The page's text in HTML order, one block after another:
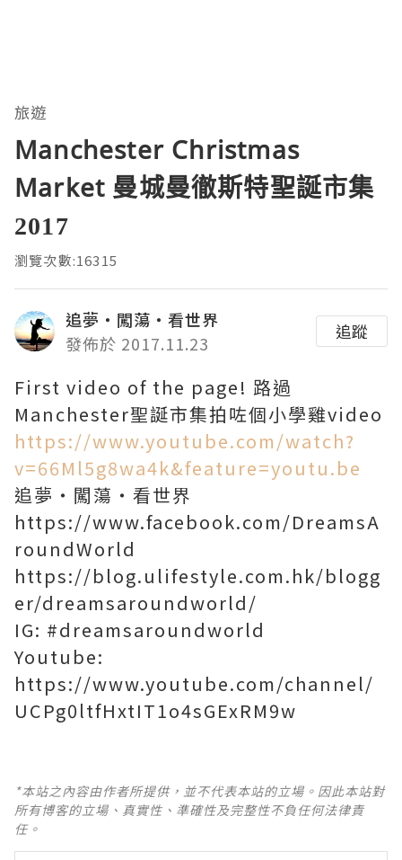
旅遊
Manchester Christmas
Market 曼城曼徹斯特聖誕市集
2017
瀏覽次數:16315
追夢‧闖蕩‧看世界
發佈於 2017.11.23
追蹤
First video of the page! 路過
Manchester聖誕市集拍咗個小學雞video
https://www.youtube.com/watch?
v=66Ml5g8wa4k&feature=youtu.be
追夢‧闖蕩‧看世界
https://www.facebook.com/DreamsA
roundWorld
https://blog.ulifestyle.com.hk/blogg
er/dreamsaroundworld/
IG: #dreamsaroundworld
Youtube:
https://www.youtube.com/channel/
UCPg0ltfHxtIT1o4sGExRM9w
*本站之內容由作者所提供，並不代表本站的立場。因此本站對
所有博客的立場、真實性、準確性及完整性不負任何法律責
任。